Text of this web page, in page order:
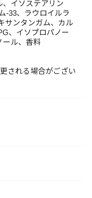
、イソステアリン
-33、ラウロイルラ
サンタンガム、カル
、イソプロパノー
ール、香料
される場合がござい